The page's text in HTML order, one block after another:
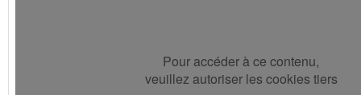
Pour accéder à ce contenu,
veuillez autoriser les cookies tiers